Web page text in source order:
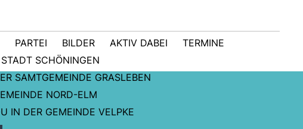
PARTEI BILDER AKTIV DABEI
TERMINE
SCHÖNINGEN
SAMTGEMEINDE GRASLEBEN
NORD-ELM
IN DER GEMEINDE VELPKE